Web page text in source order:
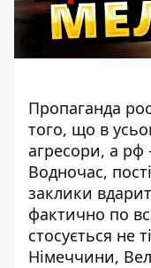
Пропаганда
того, що в
агресори, а
Водночас,
заклики
фактично по
стосується не
Німеччини,